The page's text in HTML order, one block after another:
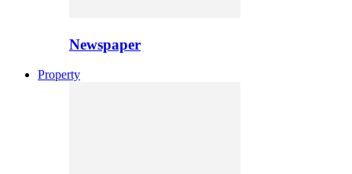
Newspaper
Property